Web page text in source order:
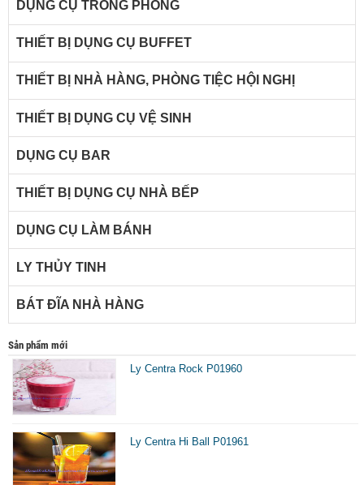
DỤNG CỤ TRONG PHÒNG
THIẾT BỊ DỤNG CỤ BUFFET
THIẾT BỊ NHÀ HÀNG, PHÒNG TIỆC HỘI NGHỊ
THIẾT BỊ DỤNG CỤ VỆ SINH
DỤNG CỤ BAR
THIẾT BỊ DỤNG CỤ NHÀ BẾP
DỤNG CỤ LÀM BÁNH
LY THỦY TINH
BÁT ĐĨA NHÀ HÀNG
Sản phẩm mới
Ly Centra Rock P01960
Ly Centra Hi Ball P01961